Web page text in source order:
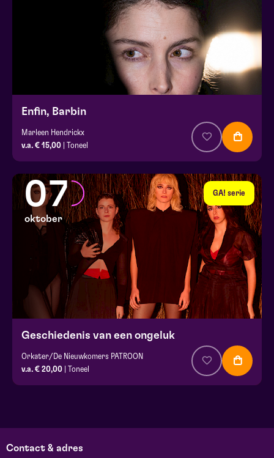
Enfin, Barbin
Marleen Hendrickx
v.a. € 15,00 | Toneel
GA! serie
07
oktober
Geschiedenis van een ongeluk
Orkater/De Nieuwkomers PATROON
v.a. € 20,00 | Toneel
Contact & adres